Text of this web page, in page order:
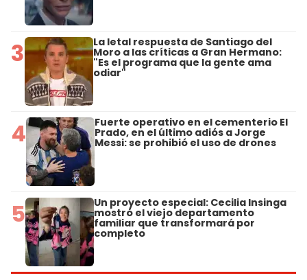
3 La letal respuesta de Santiago del
Moro a las críticas a Gran Hermano:
"Es el programa que la gente ama
odiar"
4 Fuerte operativo en el cementerio El
Prado, en el último adiós a Jorge
Messi: se prohibió el uso de drones
5 Un proyecto especial: Cecilia Insinga
mostró el viejo departamento
familiar que transformará por
completo